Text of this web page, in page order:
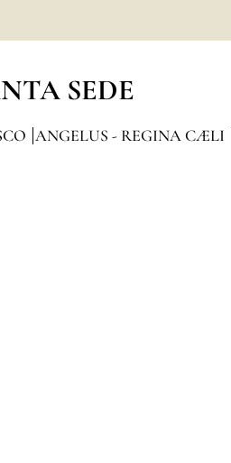
SEDE
ANGELUS - REGINA CÆLI